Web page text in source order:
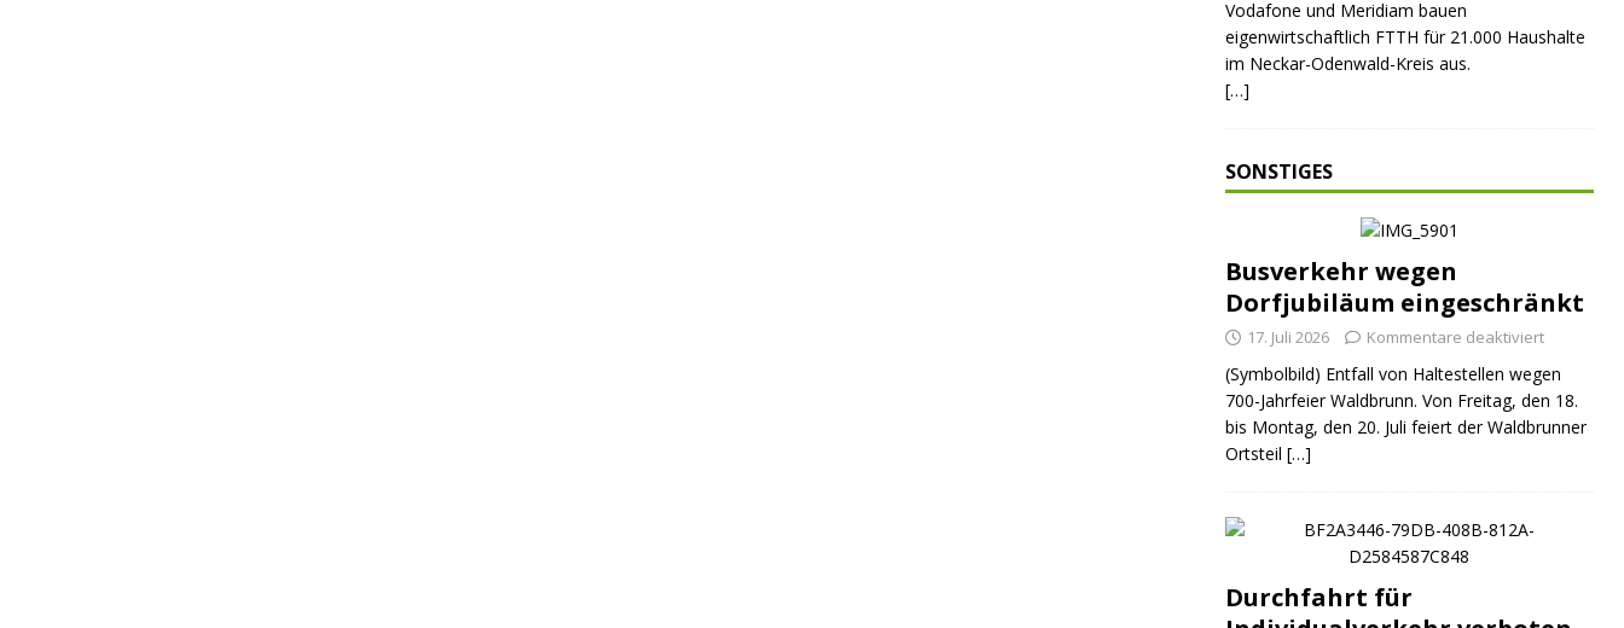
Vodafone und Meridiam bauen
eigenwirtschaftlich FTTH für 21.000 Haushalte
im Neckar-Odenwald-Kreis aus.
[…]
SONSTIGES
Busverkehr wegen
Dorfjubiläum eingeschränkt
17. Juli 2026 Kommentare deaktiviert
(Symbolbild) Entfall von Haltestellen wegen
700-Jahrfeier Waldbrunn. Von Freitag, den 18.
bis Montag, den 20. Juli feiert der Waldbrunner
Ortsteil […]
Durchfahrt für